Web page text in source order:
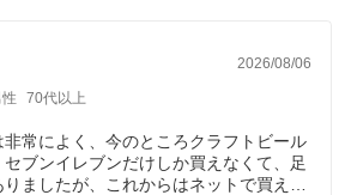
2026/08/06
70代以上
常によく、今のところクラフトビール
ブンイレブンだけしか買えなくて、足
ましたが、これからはネットで買え喜